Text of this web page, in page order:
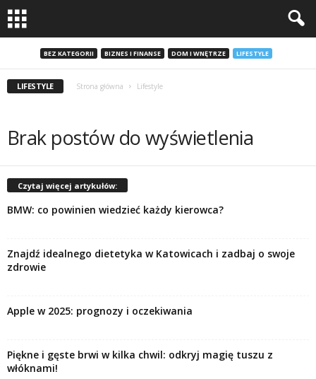
BEZ KATEGORII BIZNES I FINANSE DOM I WNĘTRZE LIFESTYLE
LIFESTYLE Strona główna Lifestyle
Brak postów do wyświetlenia
Czytaj więcej artykułów:
BMW: co powinien wiedzieć każdy kierowca?
Znajdź idealnego dietetyka w Katowicach i zadbaj o swoje
zdrowie
Apple w 2025: prognozy i oczekiwania
Piękne i gęste brwi w kilka chwil: odkryj magię tuszu z
włóknami!